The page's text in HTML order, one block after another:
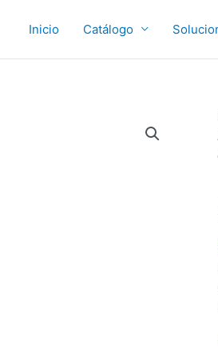
Inicio Catálogo